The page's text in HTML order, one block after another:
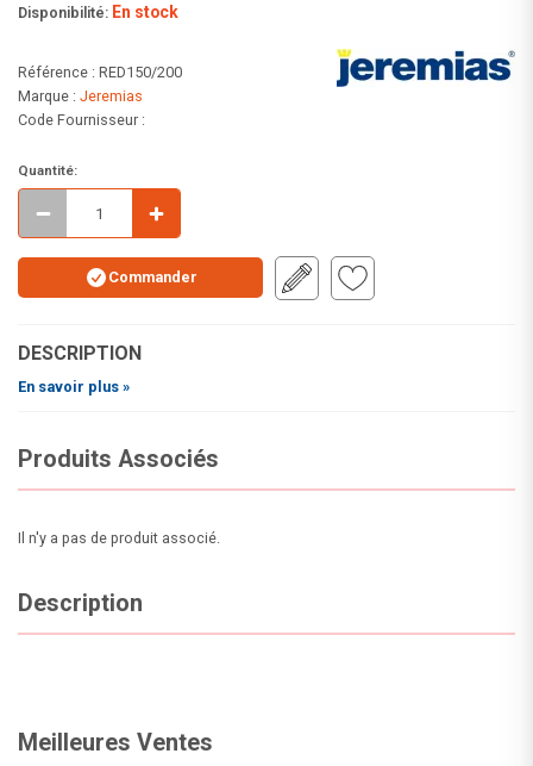
Disponibilité: En stock
Référence : RED150/200
Marque : Jeremias
Code Fournisseur :
Quantité:
Commander
DESCRIPTION
En savoir plus »
Produits Associés
Il n'y a pas de produit associé.
Description
Meilleures Ventes